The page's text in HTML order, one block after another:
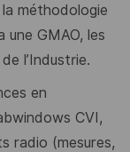
méthodologie
GMAO, les
l’Industrie.
en
CVI,
radio (mesures,